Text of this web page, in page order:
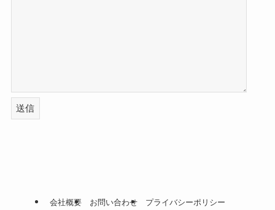
会社概要 お問い合わせ プライバシーポリシー